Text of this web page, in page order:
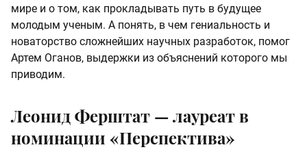
мире и о том, как прокладывать путь в будущее
молодым ученым. А понять, в чем гениальность и
новаторство сложнейших научных разработок, помог
Артем Оганов, выдержки из объяснений которого мы
приводим.
Леонид Ферштат — лауреат в
номинации «Перспектива»